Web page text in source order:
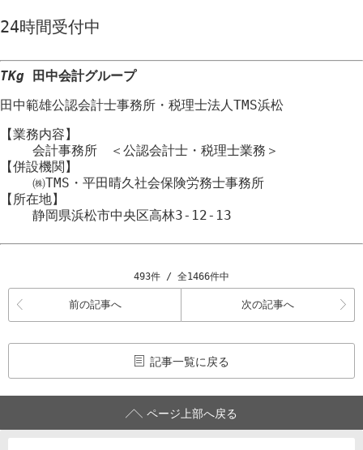
24時間受付中
TKg 田中会計グループ
田中範雄公認会計士事務所 ・ 税理士法人TMS浜松
【業務内容】
会計事務所 ＜公認会計士・税理士業務＞
【併設機関】
㈱TMS・平田晴久社会保険労務士事務所
【所在地】
静岡県浜松市中央区高林3-12-13
493件 / 全1466件中
前の記事へ 次の記事へ
記事一覧に戻る
ページ上部へ戻る